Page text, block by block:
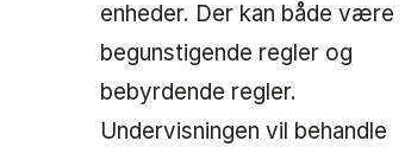
enheder. Der kan både være
begunstigende regler og
bebyrdende regler.
Undervisningen vil behandle